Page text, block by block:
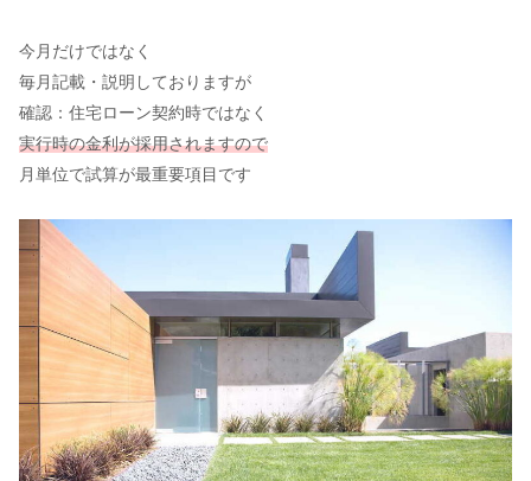
今月だけではなく
毎月記載・説明しておりますが
確認：住宅ローン契約時ではなく
実行時の金利が採用されますので
月単位で試算が最重要項目です